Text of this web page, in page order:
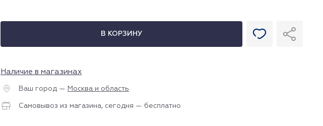
В КОРЗИНУ
Наличие в магазинах
Ваш город — Москва и область
Самовывоз из магазина, сегодня — бесплатно